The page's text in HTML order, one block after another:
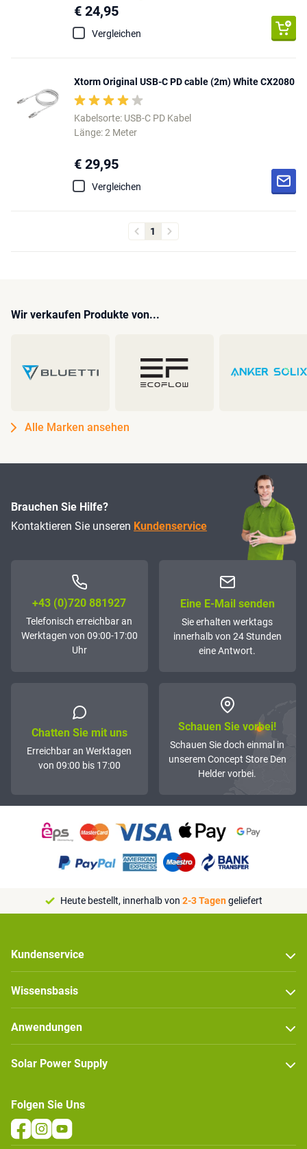
€ 24,95
Vergleichen
Xtorm Original USB-C PD cable (2m) White CX2080
Kabelsorte: USB-C PD Kabel
Länge: 2 Meter
€ 29,95
Vergleichen
1
Wir verkaufen Produkte von...
Alle Marken ansehen
Brauchen Sie Hilfe?
Kontaktieren Sie unseren Kundenservice
+43 (0)72­0 881927
Telefonisch erreichbar an
Werktagen von 09:00-17:00
Uhr
Eine E-Mail senden
Sie erhalten werktags
innerhalb von 24 Stunden
eine Antwort.
Chatten Sie mit uns
Erreichbar an Werktagen
von 09:00 bis 17:00
Schauen Sie vorbei!
Schauen Sie doch einmal in
unserem Concept Store Den
Helder vorbei.
Heute bestellt, innerhalb von 2-3 Tagengeliefert
Kundenservice
Wissensbasis
Anwendungen
Solar Power Supply
Folgen Sie Uns